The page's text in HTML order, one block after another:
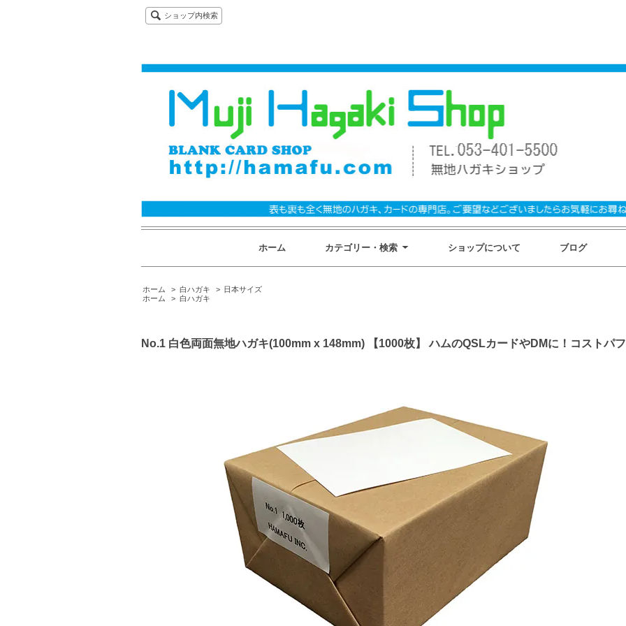
ショップ内検索
ホーム カテゴリー・検索 ショップについて ブログ
ホーム > 白ハガキ > 日本サイズ
ホーム
> 白ハガキ
No.1 白色両面無地ハガキ(100mm x 148mm) 【1000枚】 ハムのQSLカードやDMに！コストパ